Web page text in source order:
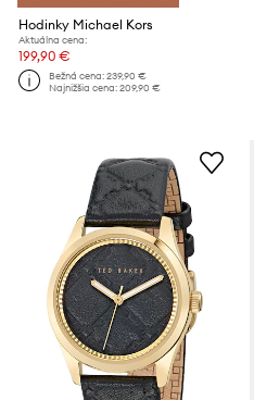
Hodinky Michael Kors
Aktuálna cena:
199,90 €
Bežná cena:239,90 €
Najnižšia cena:209,90 €